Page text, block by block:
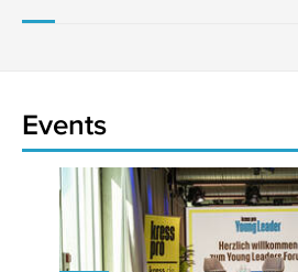
Events